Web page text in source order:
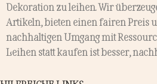
Dekoration zu leihen. Wir
Artikeln, bieten einen fairen Preis
nachhaltigen Umgang mit
Leihen statt kaufen ist besser,